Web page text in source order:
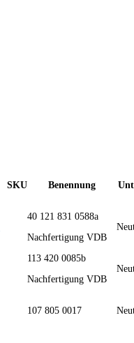
SKU Benennung
40 121 831 0588a
Nachfertigung VDB
113 420 0085b
Nachfertigung VDB
107 805 0017